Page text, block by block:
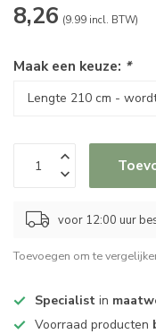
8,26 (9.99 incl. BTW)
Maak een keuze: *
voor 12:00 uur
Toevoegen om te
Specialist in
Voorraad producten